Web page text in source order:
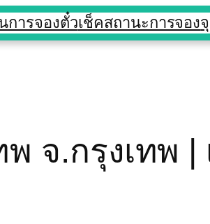
การจองตั๋วเช็คสถานะการจอง
จ.กรุงเทพ |